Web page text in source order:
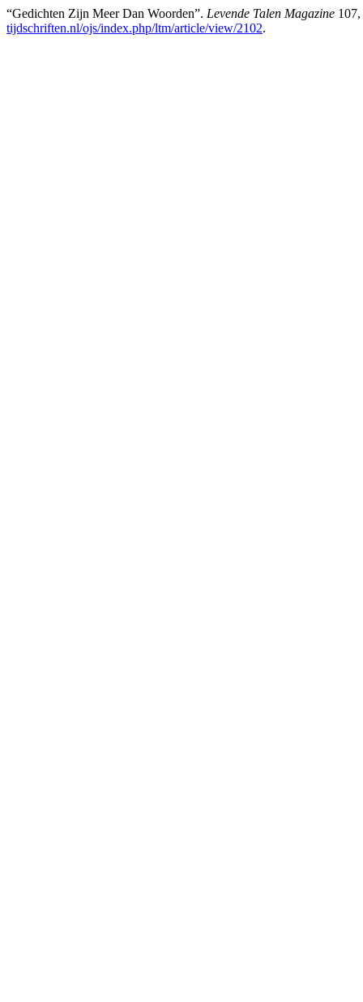
“Gedichten Zijn Meer Dan Woorden”. Levende Talen Magazine
tijdschriften.nl/ojs/index.php/ltm/article/view/2102.